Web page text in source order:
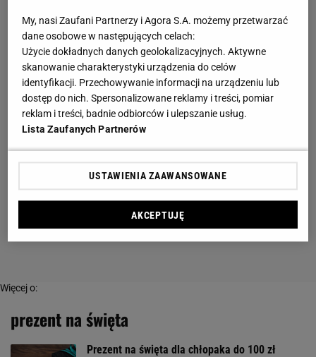
Więcej o:
prezent na święta
Prezent na święta dla chłopaka do 100 zł
My, nasi Zaufani Partnerzy i Agora S.A. możemy przetwarzać
dane osobowe w następujących celach:
Użycie dokładnych danych geolokalizacyjnych. Aktywne
skanowanie charakterystyki urządzenia do celów
identyfikacji. Przechowywanie informacji na urządzeniu lub
dostęp do nich. Spersonalizowane reklamy i treści, pomiar
reklam i treści, badnie odbiorców i ulepszanie usług.
Lista Zaufanych Partnerów
USTAWIENIA ZAAWANSOWANE
AKCEPTUJĘ